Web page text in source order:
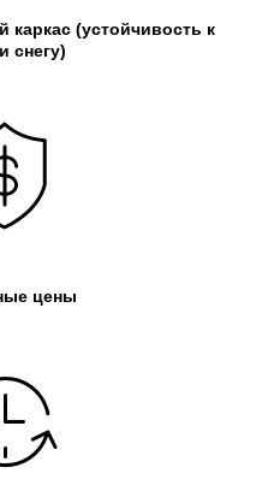
каркас(устойчивость к
снегу)
цены